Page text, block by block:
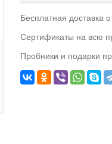
Бесплатная доставка
Сертификаты на всю
Пробники и подарки